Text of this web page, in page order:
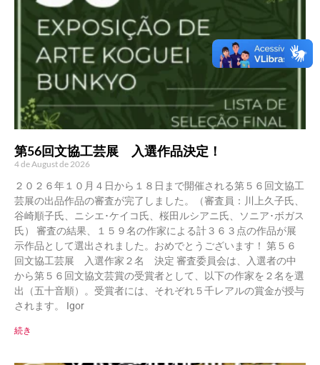
第56回文協工芸展 入選作品決定！
4 de August de 2026
２０２６年１０月４日から１８日まで開催される第５６回文協工
芸展の出品作品の審査が完了しました。（審査員：川上久子氏、
谷崎順子氏、ニシエ･ケイコ氏、桜田ルシアニ氏、ソニア･ボガス
氏） 審査の結果、１５９名の作家による計３６３点の作品が展
示作品として選出されました。おめでとうございます！ 第５６
回文協工芸展 入選作家２名 決定 審査委員会は、入選者の中
から第５６回文協文芸賞の受賞者として、以下の作家を２名を選
出（五十音順）。受賞者には、それぞれ５千レアルの賞金が授与
されます。 Igor
続き